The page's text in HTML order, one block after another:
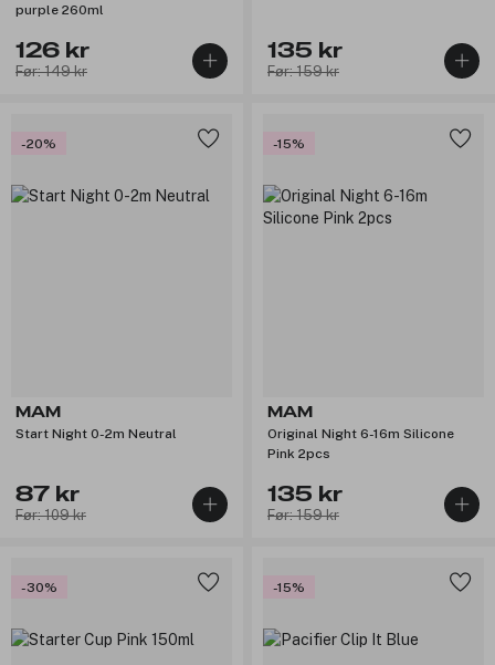
purple 260ml
126 kr
Før: 149 kr
135 kr
Før: 159 kr
-20%
MAM
Start Night 0-2m Neutral
87 kr
Før: 109 kr
-15%
MAM
Original Night 6-16m Silicone
Pink 2pcs
135 kr
Før: 159 kr
-30% -15%